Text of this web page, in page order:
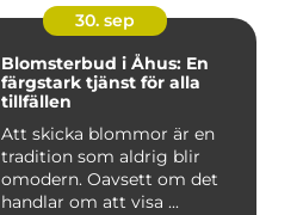
30. sep
Blomsterbud i Åhus: En
färgstark tjänst för alla
tillfällen
Att skicka blommor är en
tradition som aldrig blir
omodern. Oavsett om det
handlar om att visa ...